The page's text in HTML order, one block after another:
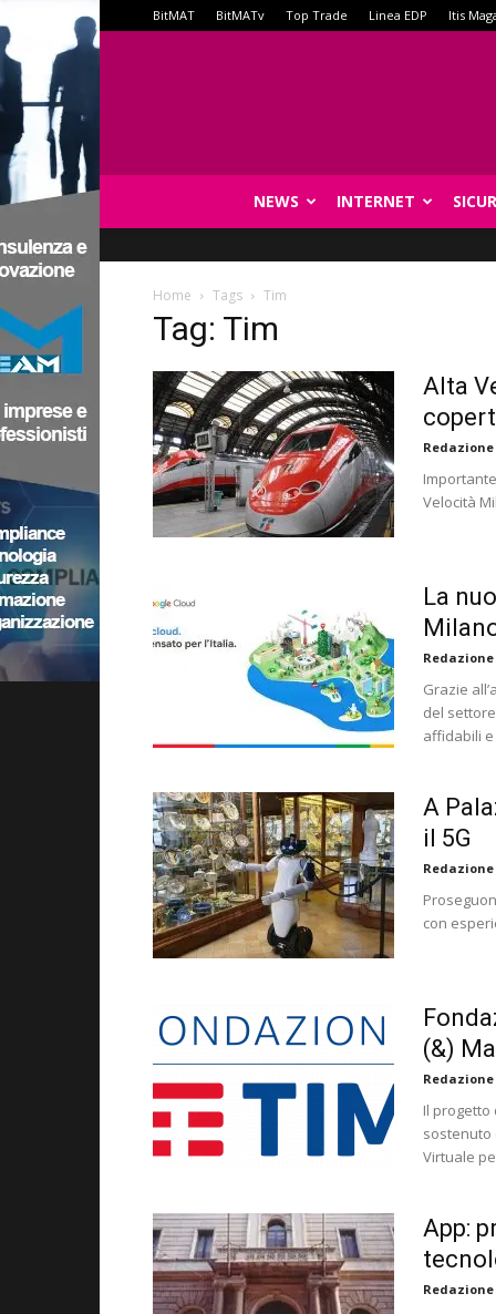
BitMAT BitMATv Top Trade Linea EDP Itis
NEWS INTERNET
Home Tags Tim
Tag: Tim
Alta
Velocità
La
Grazie
del
affidabili e
A
il 5G
con
(&)
Il progetto
sostenuto
Virtuale
App: